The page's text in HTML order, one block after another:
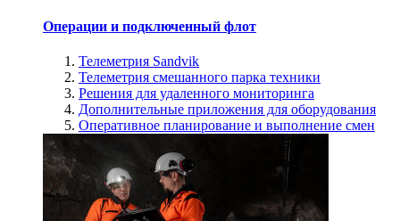
Операции и подключенный флот
Телеметрия Sandvik
Телеметрия смешанного парка техники
Решения для удаленного мониторинга
Дополнительные приложения для оборудования
Оперативное планирование и выполнение смен